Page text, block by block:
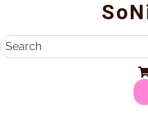
content
Search